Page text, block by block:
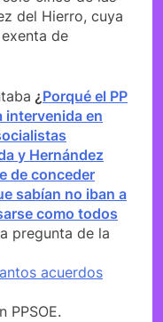
del Hierro, cuya
de
¿ Porqué el PP
intervenida en
y Hernández
de conceder
sabían no iban a
como todos
pregunta de la
acuerdos
PPSOE.